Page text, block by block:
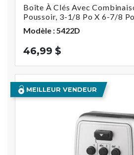
Boîte À Clés Avec
Poussoir, 3-1/8 Po X 6-7/8 Po
Modèle : 5422D
46,99 $
MEILLEUR VENDEUR